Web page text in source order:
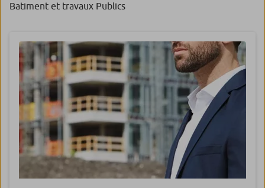
Batiment et travaux Publics